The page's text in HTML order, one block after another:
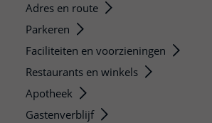
Adres en route
Parkeren
Faciliteiten en voorzieningen
Restaurants en winkels
Apotheek
Gastenverblijf